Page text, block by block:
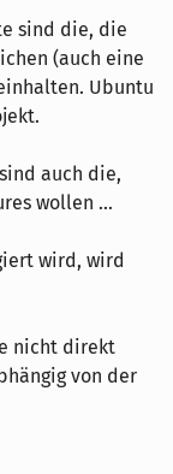
sind die, die
(auch eine
Ubuntu
auch die,
wollen ...
wird, wird
nicht direkt
von der